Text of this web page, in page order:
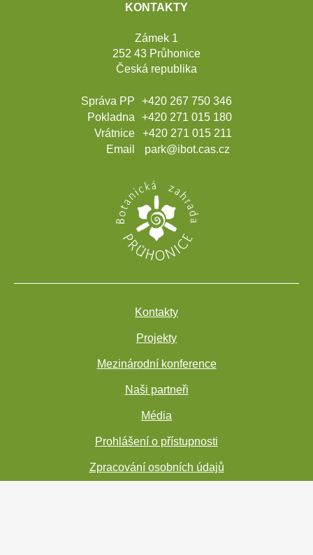
KONTAKTY
Zámek 1
252 43 Průhonice
Česká republika
Správa PP
Pokladna
Vrátnice
Email
+420 267 750 346
+420 271 015 180
+420 271 015 211
park@ibot.cas.cz
Kontakty
Projekty
Mezinárodní konference
Naši partneři
Média
Prohlášení o přístupnosti
Zpracování osobních údajů